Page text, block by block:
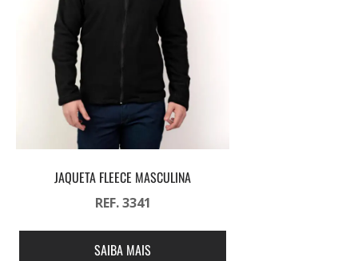
JAQUETA FLEECE MASCULINA
REF. 3341
SAIBA MAIS